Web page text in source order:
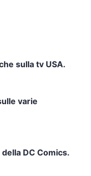
sulla tv USA.
varie
DC Comics.